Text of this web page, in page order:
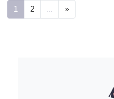
1 2 ... »